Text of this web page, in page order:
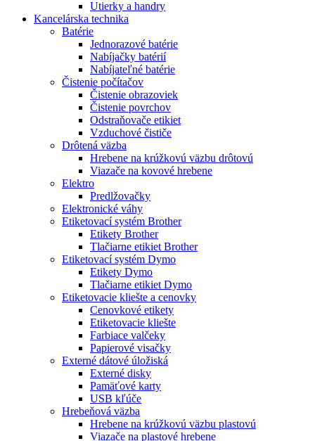
Utierky a handry
Kancelárska technika
Batérie
Jednorazové batérie
Nabíjačky batérií
Nabíjateľné batérie
Čistenie počítačov
Čistenie obrazoviek
Čistenie povrchov
Odstraňovače etikiet
Vzduchové čističe
Drôtená väzba
Hrebene na krúžkovú väzbu drôtovú
Viazače na kovové hrebene
Elektro
Predlžovačky
Elektronické váhy
Etiketovací systém Brother
Etikety Brother
Tlačiarne etikiet Brother
Etiketovací systém Dymo
Etikety Dymo
Tlačiarne etikiet Dymo
Etiketovacie kliešte a cenovky
Cenovkové etikety
Etiketovacie kliešte
Farbiace valčeky
Papierové visačky
Externé dátové úložiská
Externé disky
Pamäťové karty
USB kľúče
Hrebeňová väzba
Hrebene na krúžkovú väzbu plastovú
Viazače na plastové hrebene